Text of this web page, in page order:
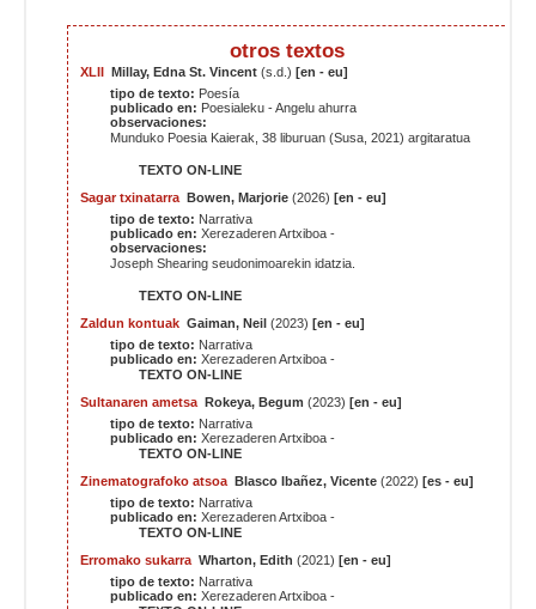
otros textos
XLII Millay, Edna St. Vincent (s.d.)[en - eu]
tipo de texto: Poesía
publicado en: Poesialeku - Angelu ahurra
observaciones:
Munduko Poesia Kaierak, 38 liburuan (Susa, 2021) argitaratua
TEXTO ON-LINE
Sagar txinatarra Bowen, Marjorie (2026)[en - eu]
tipo de texto: Narrativa
publicado en: Xerezaderen Artxiboa -
observaciones:
Joseph Shearing seudonimoarekin idatzia.
TEXTO ON-LINE
Zaldun kontuak Gaiman, Neil (2023)[en - eu]
tipo de texto: Narrativa
publicado en: Xerezaderen Artxiboa -
TEXTO ON-LINE
Sultanaren ametsa Rokeya, Begum (2023)[en - eu]
tipo de texto: Narrativa
publicado en: Xerezaderen Artxiboa -
TEXTO ON-LINE
Zinematografoko atsoa Blasco Ibañez, Vicente (2022)[es - eu]
tipo de texto: Narrativa
publicado en: Xerezaderen Artxiboa -
TEXTO ON-LINE
Erromako sukarra Wharton, Edith (2021)[en - eu]
tipo de texto: Narrativa
publicado en: Xerezaderen Artxiboa -